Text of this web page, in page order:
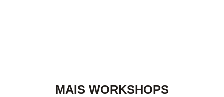
MAIS WORKSHOPS